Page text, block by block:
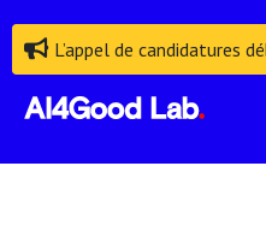
L’appel de candidatures